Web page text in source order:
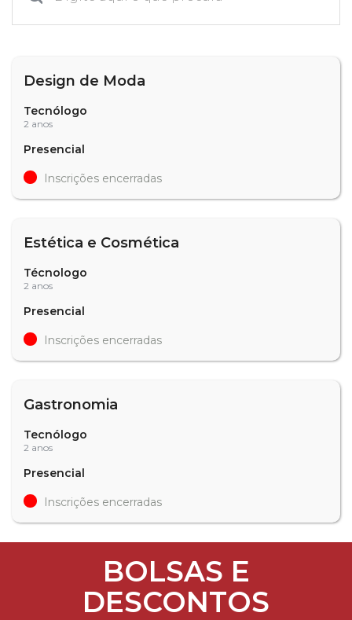
Calendário acadêmico
Design de Moda
Tecnólogo
2 anos
Presencial
Inscrições encerradas
Estética e Cosmética
Técnologo
2 anos
Presencial
Inscrições encerradas
Gastronomia
Tecnólogo
2 anos
Presencial
Inscrições encerradas
BOLSAS E
DESCONTOS